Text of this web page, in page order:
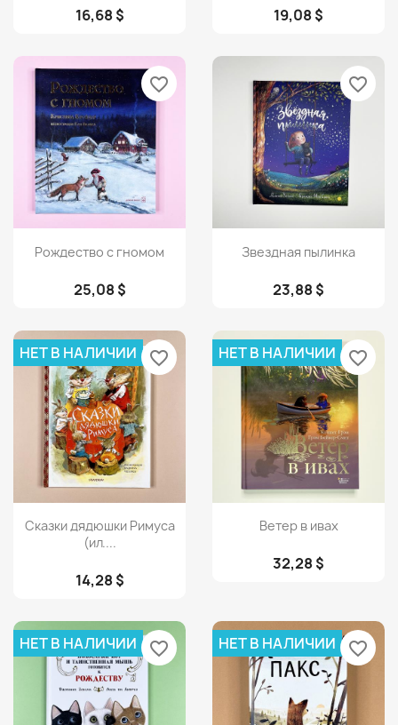
16,68 $ 19,08 $
Просмотр
Рождество с гномом
25,08 $
favorite_border
Просмотр
Звездная пылинка
23,88 $
favorite_border
Просмотр
Сказки дядюшки Римуса
(ил....
14,28 $
НЕТ В НАЛИЧИИ favorite_border
Просмотр
Ветер в ивах
32,28 $
НЕТ В НАЛИЧИИ favorite_border
НЕТ В НАЛИЧИИ favorite_border НЕТ В НАЛИЧИИ favorite_border